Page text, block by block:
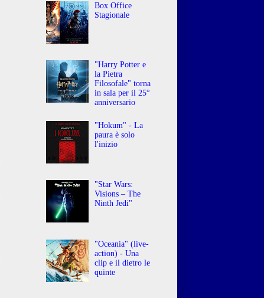
Box Office
Stagionale
"Harry Potter e
la Pietra
Filosofale" torna
in sala per il 25°
anniversario
"Hokum" - La
paura è solo
l'inizio
"Star Wars:
Visions – The
Ninth Jedi"
"Oceania" (live-
action) - Una
clip e il dietro le
quinte